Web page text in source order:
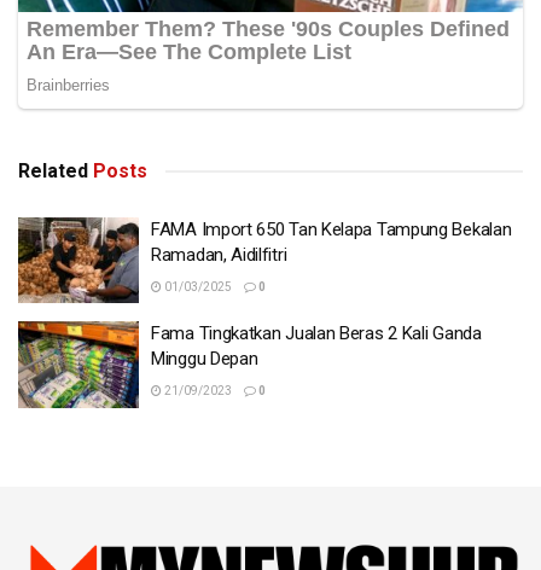
Related Posts
FAMA Import 650 Tan Kelapa Tampung Bekalan
Ramadan, Aidilfitri
01/03/2025 0
Fama Tingkatkan Jualan Beras 2 Kali Ganda
Minggu Depan
21/09/2023 0